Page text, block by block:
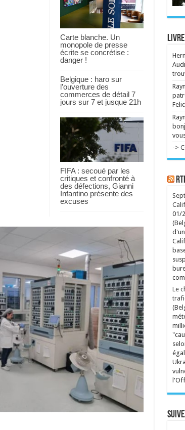
Carte blanche. Un
monopole de presse
écrite se concrétise :
danger !
Belgique : haro sur
l’ouverture des
commerces de détail 7
jours sur 7 et jusque 21h
FIFA : secoué par les
critiques et confronté à
des défections, Gianni
Infantino présente des
excuses
Et
de
en
->
01/
Le